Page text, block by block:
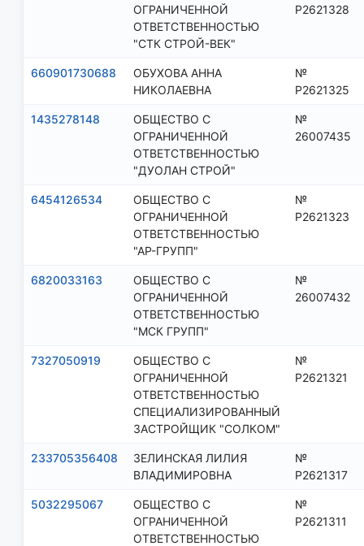
ОГРАНИЧЕННОЙ
ОТВЕТСТВЕННОСТЬЮ
"СТК СТРОЙ-ВЕК"
Р2621328
660901730688
ОБУХОВА АННА
НИКОЛАЕВНА
№
Р2621325
1435278148
ОБЩЕСТВО С
ОГРАНИЧЕННОЙ
ОТВЕТСТВЕННОСТЬЮ
"ДУОЛАН СТРОЙ"
№
26007435
6454126534
ОБЩЕСТВО С
ОГРАНИЧЕННОЙ
ОТВЕТСТВЕННОСТЬЮ
"АР-ГРУПП"
№
Р2621323
6820033163
ОБЩЕСТВО С
ОГРАНИЧЕННОЙ
ОТВЕТСТВЕННОСТЬЮ
"МСК ГРУПП"
№
26007432
7327050919
ОБЩЕСТВО С
ОГРАНИЧЕННОЙ
ОТВЕТСТВЕННОСТЬЮ
СПЕЦИАЛИЗИРОВАННЫЙ
ЗАСТРОЙЩИК "СОЛКОМ"
№
Р2621321
233705356408
ЗЕЛИНСКАЯ ЛИЛИЯ
ВЛАДИМИРОВНА
№
Р2621317
5032295067
ОБЩЕСТВО С
ОГРАНИЧЕННОЙ
ОТВЕТСТВЕННОСТЬЮ
№
Р2621311